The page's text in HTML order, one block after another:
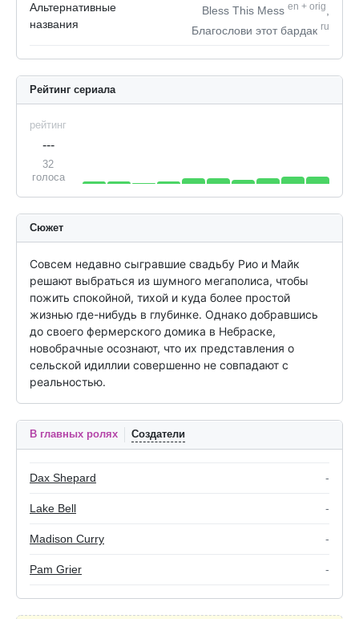
Альтернативные
названия
Bless This Mess en + orig
Благослови этот бардак ru
Рейтинг сериала
рейтинг
---
32
голоса
Сюжет
Совсем недавно сыгравшие свадьбу Рио и Майк
решают выбраться из шумного мегаполиса, чтобы
пожить спокойной, тихой и куда более простой
жизнью где-нибудь в глубинке. Однако добравшись
до своего фермерского домика в Небраске,
новобрачные осознают, что их представления о
сельской идиллии совершенно не совпадают с
реальностью.
В главных ролях Создатели
Dax Shepard -
Lake Bell -
Madison Curry -
Pam Grier -